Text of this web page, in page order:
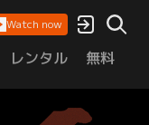
Watch now
レンタル 無料